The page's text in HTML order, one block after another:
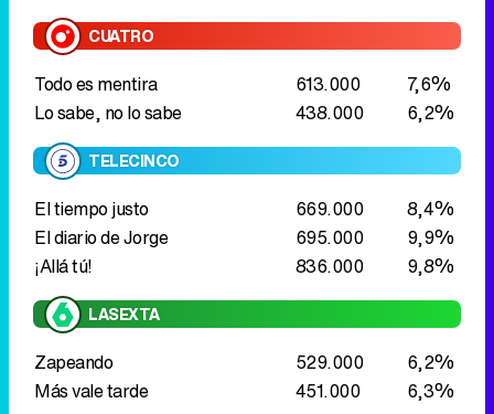
El tiempo justo 669.000
8,4%
El diario de Jorge
695.000
9,9%
¡Allá tú!
836.000 9,8%
LASEXTA
Zapeando 529.000
6,2%
Más vale tarde
451.000 6,3%
Mañana
'La hora de La 1' lidera pero cae casi
cuatro puntos en siete días
'Espejo público
' también cede tres